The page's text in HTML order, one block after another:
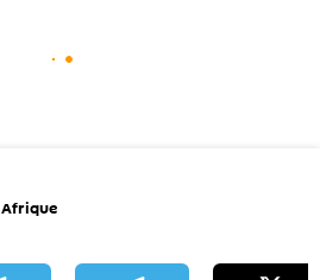
Afrique